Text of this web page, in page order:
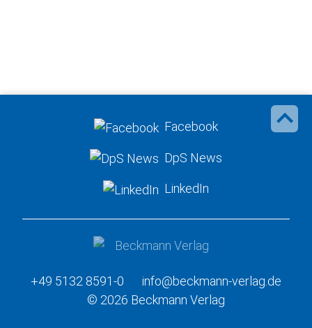
Facebook
DpS News
LinkedIn
+49 5132 8591-0
info@beckmann-verlag.de
© 2026 Beckmann Verlag